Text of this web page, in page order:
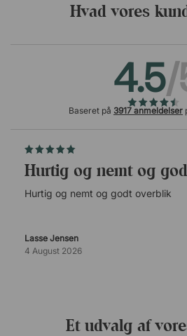
Hvad vores
4.5/
Baseret på 3917 anmeldelser
Hurtig og nemt og
Hurtig og nemt og godt overblik
Lasse Jensen
4 August 2026
Et udvalg af